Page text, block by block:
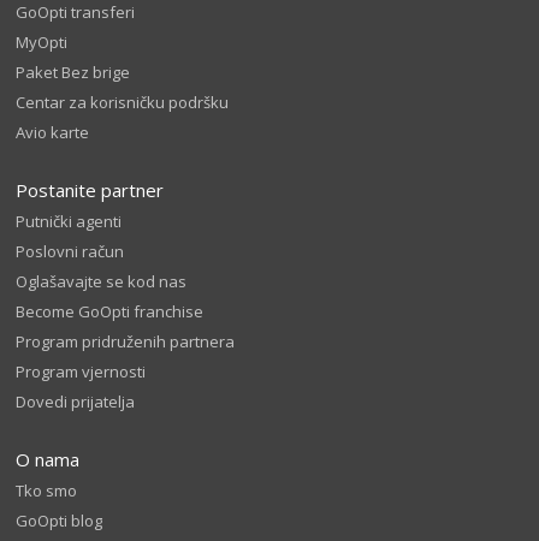
GoOpti transferi
MyOpti
Paket Bez brige
Centar za korisničku podršku
Avio karte
Postanite partner
Putnički agenti
Poslovni račun
Oglašavajte se kod nas
Become GoOpti franchise
Program pridruženih partnera
Program vjernosti
Dovedi prijatelja
O nama
Tko smo
GoOpti blog